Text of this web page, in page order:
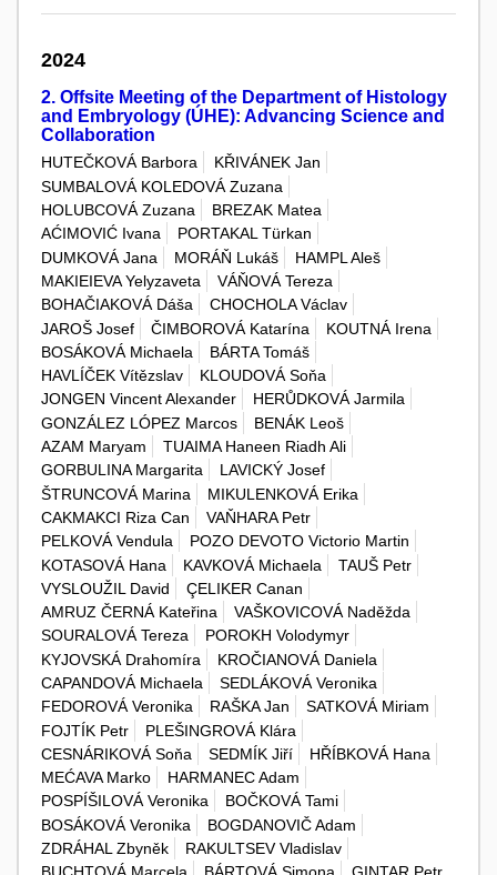
2024
2. Offsite Meeting of the Department of Histology
and Embryology (ÚHE): Advancing Science and
Collaboration
HUTEČKOVÁ Barbora
KŘIVÁNEK Jan
SUMBALOVÁ KOLEDOVÁ Zuzana
HOLUBCOVÁ Zuzana
BREZAK Matea
AĆIMOVIĆ Ivana
PORTAKAL Türkan
DUMKOVÁ Jana
MORÁŇ Lukáš
HAMPL Aleš
MAKIEIEVA Yelyzaveta
VÁŇOVÁ Tereza
BOHAČIAKOVÁ Dáša
CHOCHOLA Václav
JAROŠ Josef
ČIMBOROVÁ Katarína
KOUTNÁ Irena
BOSÁKOVÁ Michaela
BÁRTA Tomáš
HAVLÍČEK Vítězslav
KLOUDOVÁ Soňa
JONGEN Vincent Alexander
HERŮDKOVÁ Jarmila
GONZÁLEZ LÓPEZ Marcos
BENÁK Leoš
AZAM Maryam
TUAIMA Haneen Riadh Ali
GORBULINA Margarita
LAVICKÝ Josef
ŠTRUNCOVÁ Marina
MIKULENKOVÁ Erika
CAKMAKCI Riza Can
VAŇHARA Petr
PELKOVÁ Vendula
POZO DEVOTO Victorio Martin
KOTASOVÁ Hana
KAVKOVÁ Michaela
TAUŠ Petr
VYSLOUŽIL David
ÇELIKER Canan
AMRUZ ČERNÁ Kateřina
VAŠKOVICOVÁ Naděžda
SOURALOVÁ Tereza
POROKH Volodymyr
KYJOVSKÁ Drahomíra
KROČIANOVÁ Daniela
CAPANDOVÁ Michaela
SEDLÁKOVÁ Veronika
FEDOROVÁ Veronika
RAŠKA Jan
SATKOVÁ Miriam
FOJTÍK Petr
PLEŠINGROVÁ Klára
CESNÁRIKOVÁ Soňa
SEDMÍK Jiří
HŘÍBKOVÁ Hana
MEĆAVA Marko
HARMANEC Adam
POSPÍŠILOVÁ Veronika
BOČKOVÁ Tami
BOSÁKOVÁ Veronika
BOGDANOVIČ Adam
ZDRÁHAL Zbyněk
RAKULTSEV Vladislav